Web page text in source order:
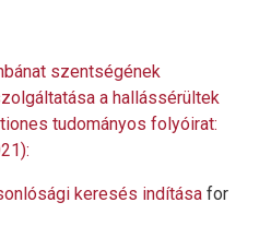
szentségének
a hallássérültek
tudományos folyóirat:
keresés indítása for